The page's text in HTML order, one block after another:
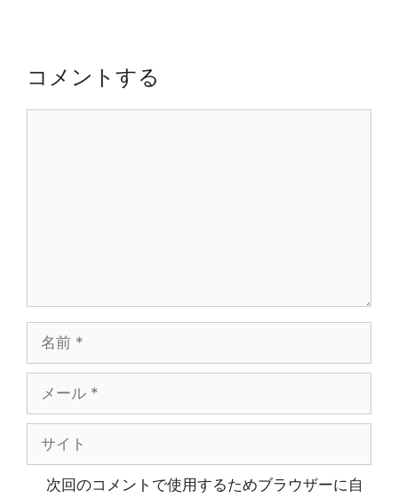
ョ
コメントする
ル
次回のコメントで使用するためブラウザーに自